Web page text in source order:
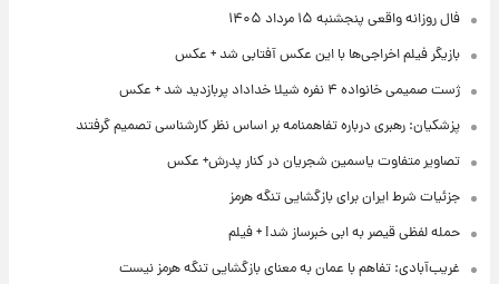
فال روزانه واقعی پنجشنبه ۱۵ مرداد ۱۴۰۵
بازیگر فیلم اخراجی‌ها با این عکس آفتابی شد + عکس
ژست صمیمی خانواده ۴ نفره شیلا خداداد پربازدید شد + عکس
پزشکیان: رهبری درباره تفاهمنامه بر اساس نظر کارشناسی تصمیم گرفتند
تصاویر متفاوت یاسمین شجریان در کنار پدرش+ عکس
جزئیات شرط ایران برای بازگشایی تنگه هرمز
حمله لفظی قیصر به ابی خبرساز شد! + فیلم
غریب‌آبادی: تفاهم با عمان به معنای بازگشایی تنگه هرمز نیست